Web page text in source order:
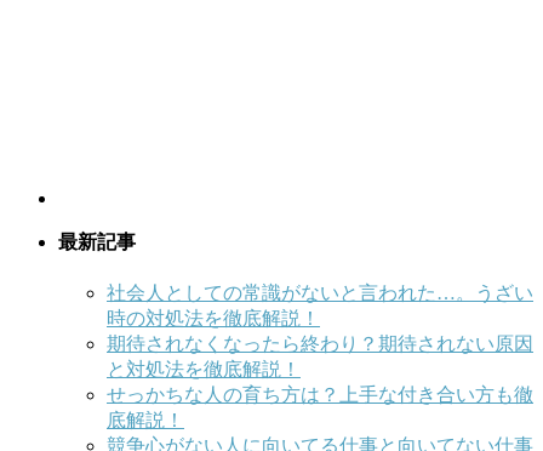
最新記事
社会人としての常識がないと言われた…。うざい
時の対処法を徹底解説！
期待されなくなったら終わり？期待されない原因
と対処法を徹底解説！
せっかちな人の育ち方は？上手な付き合い方も徹
底解説！
競争心がない人に向いてる仕事と向いてない仕事